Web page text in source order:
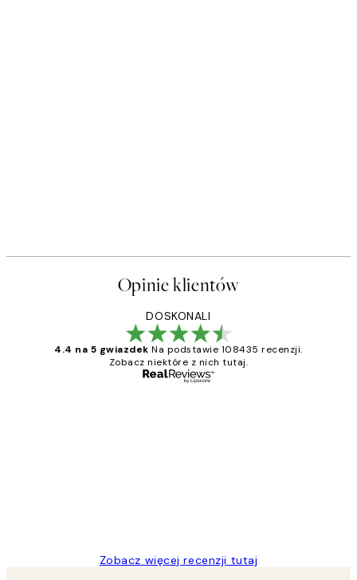
Opinie klientów
DOSKONALI
4.4 na 5 gwiazdek Na podstawie 108435 recenzji.
Zobacz niektóre z nich tutaj.
Zobacz więcej recenzji tutaj